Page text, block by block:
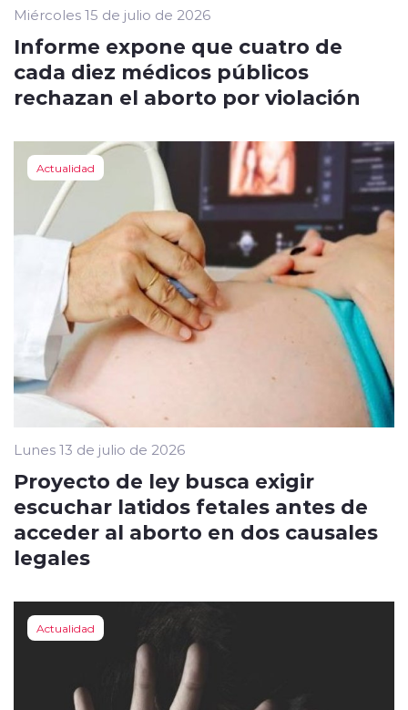
Miércoles 15 de julio de 2026
Informe expone que cuatro de
cada diez médicos públicos
rechazan el aborto por violación
Actualidad
Lunes 13 de julio de 2026
Proyecto de ley busca exigir
escuchar latidos fetales antes de
acceder al aborto en dos causales
legales
Actualidad